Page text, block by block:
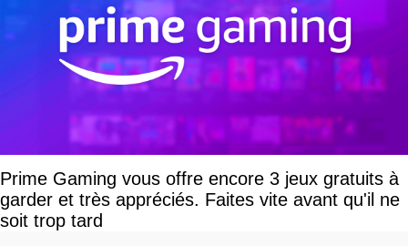
Prime Gaming vous offre encore 3 jeux gratuits à
garder et très appréciés. Faites vite avant qu'il ne
soit trop tard